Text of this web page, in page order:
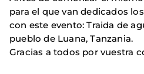
para el que van dedicados
con este evento: Traida de
pueblo de Luana, Tanzania.
Gracias a todos por vuestra